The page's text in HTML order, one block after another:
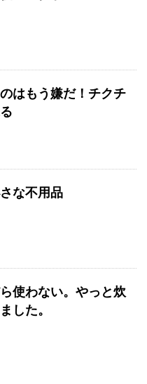
はもう嫌だ！チクチ
な不用品
使わない。やっと炊
した。